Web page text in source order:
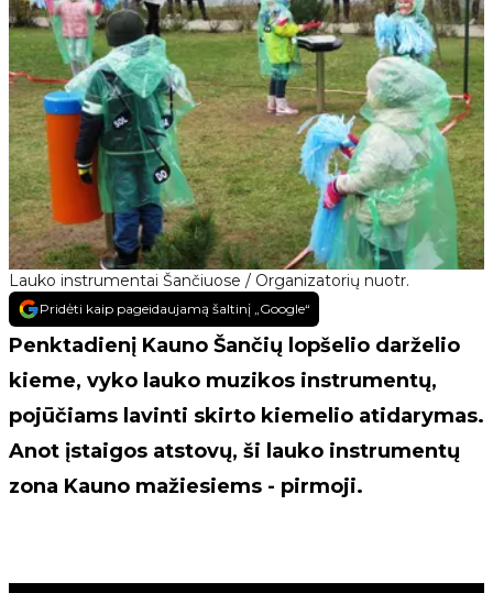
Lauko instrumentai Šančiuose / Organizatorių nuotr.
Pridėti kaip pageidaujamą šaltinį „Google“
Penktadienį Kauno Šančių lopšelio darželio
kieme, vyko lauko muzikos instrumentų,
pojūčiams lavinti skirto kiemelio atidarymas.
Anot įstaigos atstovų, ši lauko instrumentų
zona Kauno mažiesiems - pirmoji.